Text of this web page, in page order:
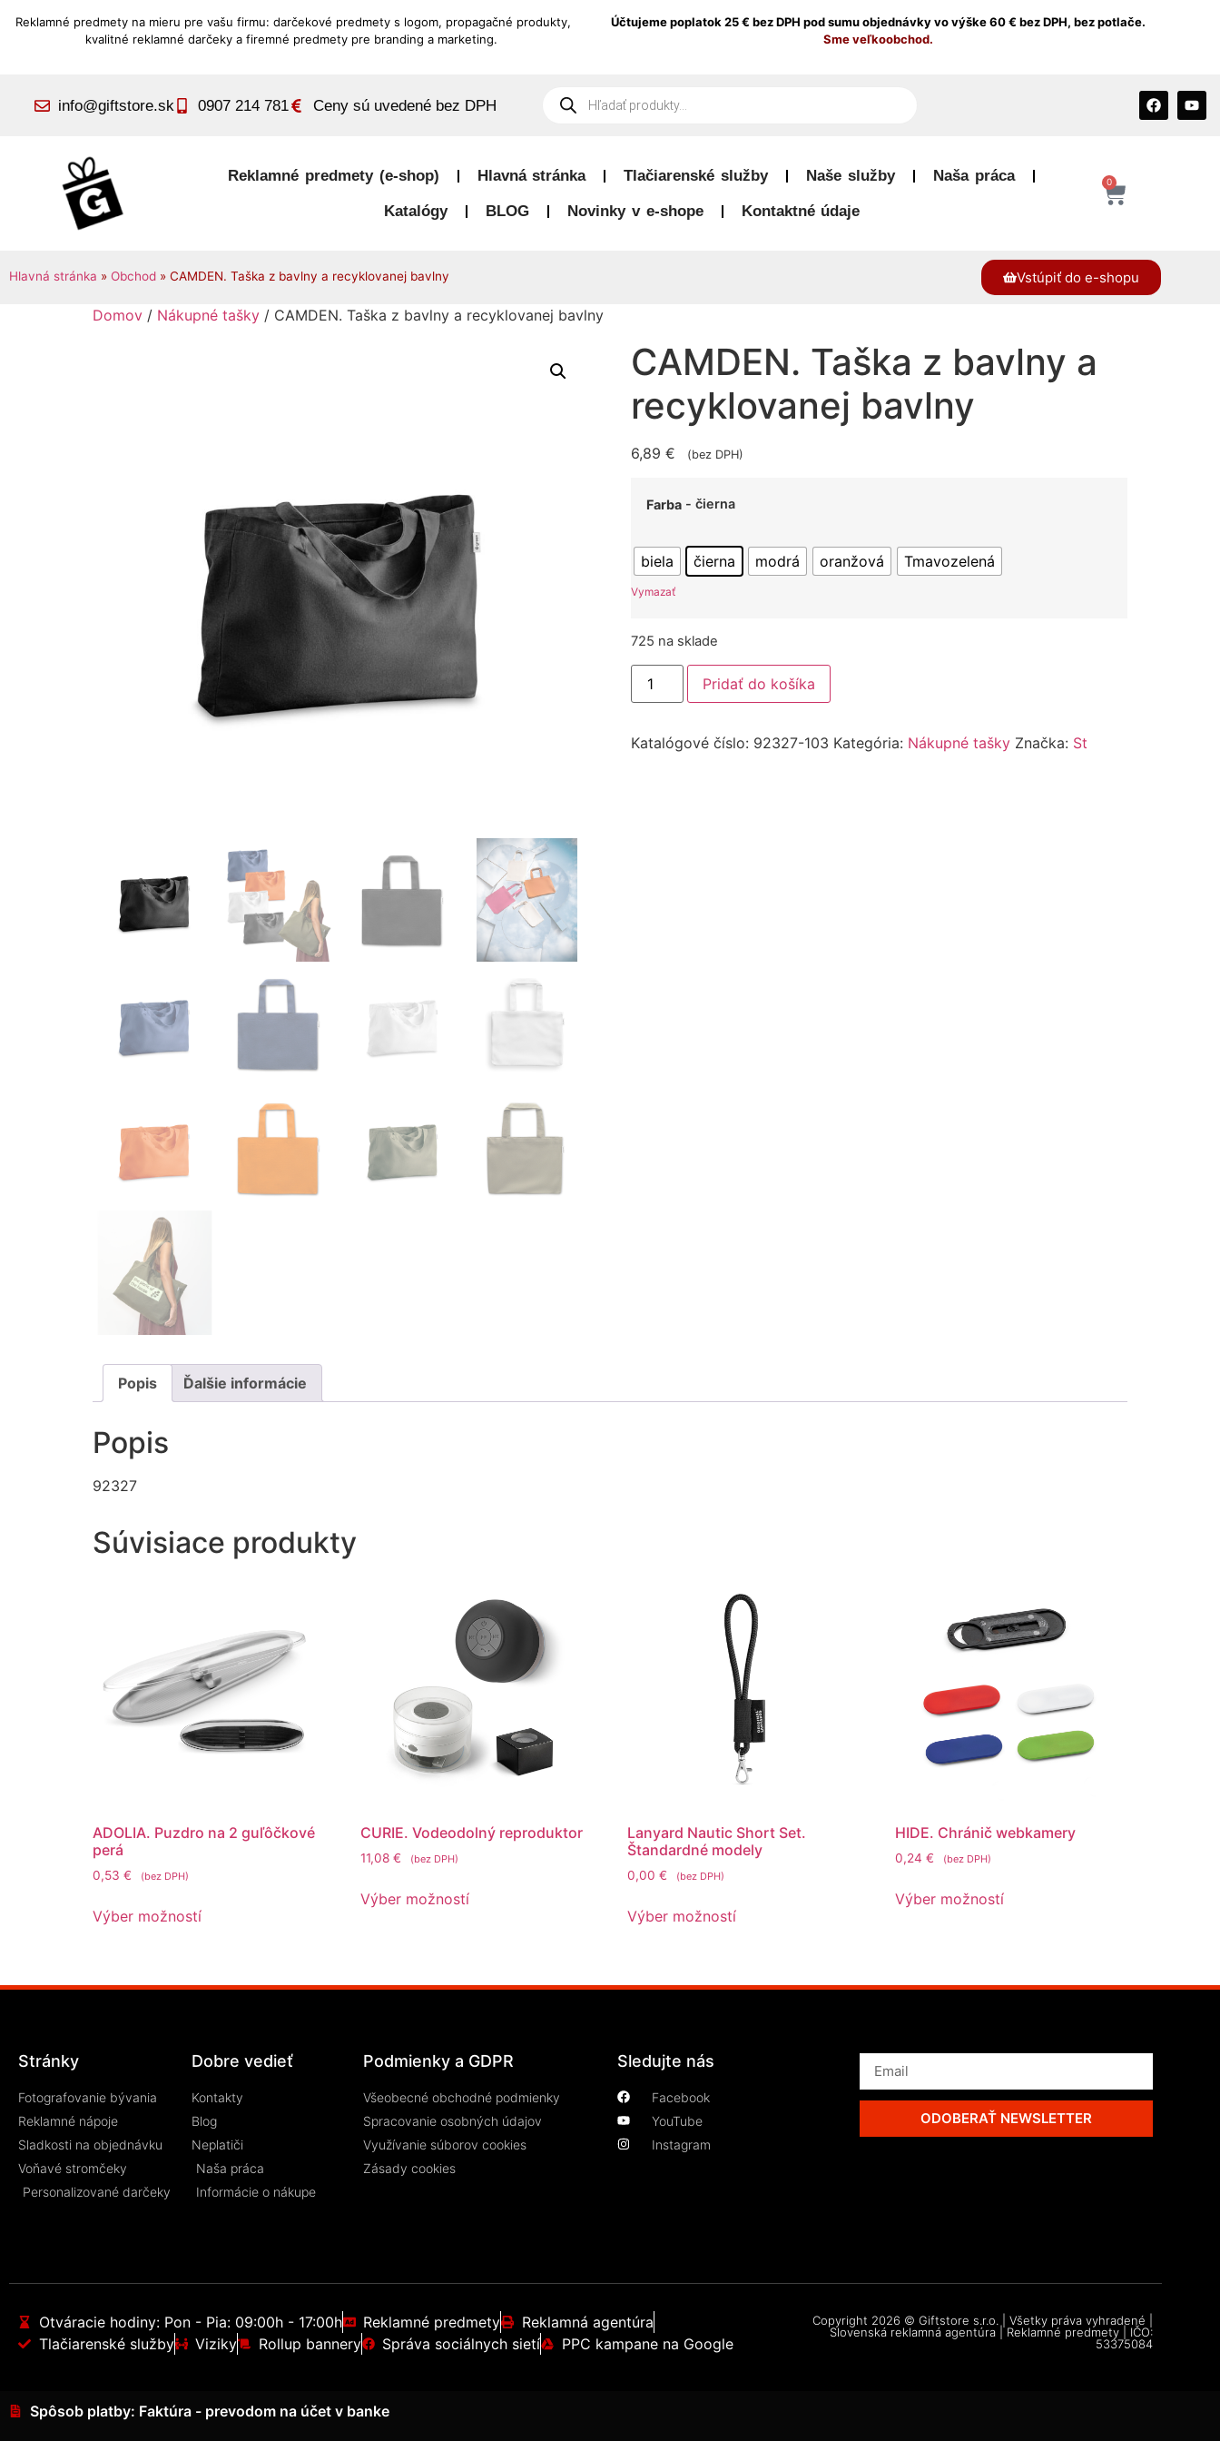
Reklamné predmety na mieru pre vašu firmu: darčekové predmety s logom, propagačné produkty,
kvalitné reklamné darčeky a firemné predmety pre branding a marketing.
Účtujeme poplatok 25 € bez DPH pod sumu objednávky vo výške 60 € bez DPH, bez potlače.
Sme veľkoobchod.
info@giftstore.sk 0907 214 781 Ceny sú uvedené bez DPH
Reklamné predmety (e-shop) Hlavná stránka Tlačiarenské služby Naše služby Naša práca
Katalógy BLOG Novinky v e-shope Kontaktné údaje
0
Hlavná stránka » Obchod » CAMDEN. Taška z bavlny a recyklovanej bavlny Vstúpiť do e-shopu
Domov / Nákupné tašky / CAMDEN. Taška z bavlny a recyklovanej bavlny
CAMDEN. Taška z bavlny a
recyklovanej bavlny
6,89 € (bez DPH)
Farba - čierna
biela čierna modrá oranžová Tmavozelená
Vymazať
725 na sklade
Pridať do košíka
Katalógové číslo: 92327-103 Kategória: Nákupné tašky Značka: St
Popis Ďalšie informácie
Popis
92327
Súvisiace produkty
ADOLIA. Puzdro na 2 guľôčkové
perá
0,53 € (bez DPH)
Výber možností
CURIE. Vodeodolný reproduktor
11,08 € (bez DPH)
Výber možností
Lanyard Nautic Short Set.
Štandardné modely
0,00€ (bez DPH)
Výber možností
HIDE. Chránič webkamery
0,24€ (bez DPH)
Výber možností
Stránky
Fotografovanie bývania
Reklamné nápoje
Sladkosti na objednávku
Voňavé stromčeky
Personalizované darčeky
Dobre vedieť
Kontakty
Blog
Neplatiči
Naša práca
Informácie o nákupe
Podmienky a GDPR
Všeobecné obchodné podmienky
Spracovanie osobných údajov
Využívanie súborov cookies
Zásady cookies
Sledujte nás
Facebook
YouTube
Instagram
ODOBERAŤ NEWSLETTER
Otváracie hodiny: Pon - Pia: 09:00h - 17:00h Reklamné predmety
Reklamná agentúra
Tlačiarenské služby
Viziky Rollup bannery Správa sociálnych sietí PPC kampane na Google
Copyright 2026 © Giftstore s.r.o. | Všetky práva vyhradené |
Slovenská reklamná agentúra | Reklamné predmety | IČO:
53375084
Spôsob platby: Faktúra - prevodom na účet v banke